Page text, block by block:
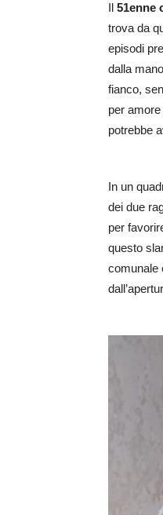
Il 51enne
trova da
episodi
dalla
fianco,
per
potrebbe
In un
dei due
per
questo
comunale